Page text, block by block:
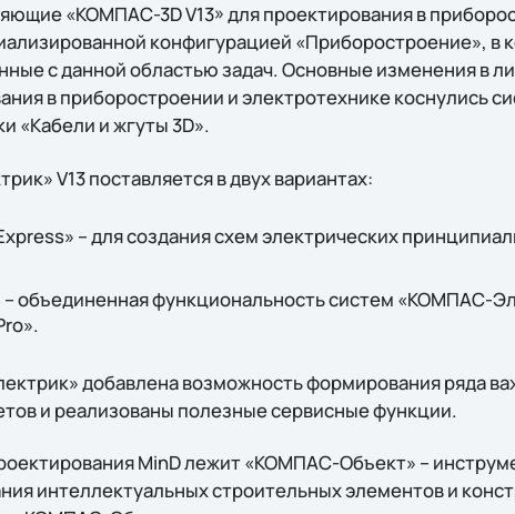
«КОМПАС-3D V13» для проектирования в
конфигурацией «Приборостроение», в
с данной областью задач. Основные изменения в
в приборостроении и электротехнике коснулись
«Кабели и жгуты 3D».
V13 поставляется в двух вариантах:
– для создания схем электрических
объединенная функциональность систем «КОМПАС-
добавлена возможность формирования ряда
и реализованы полезные сервисные функции.
MinD лежит «КОМПАС-Объект» –
интеллектуальных строительных элементов и